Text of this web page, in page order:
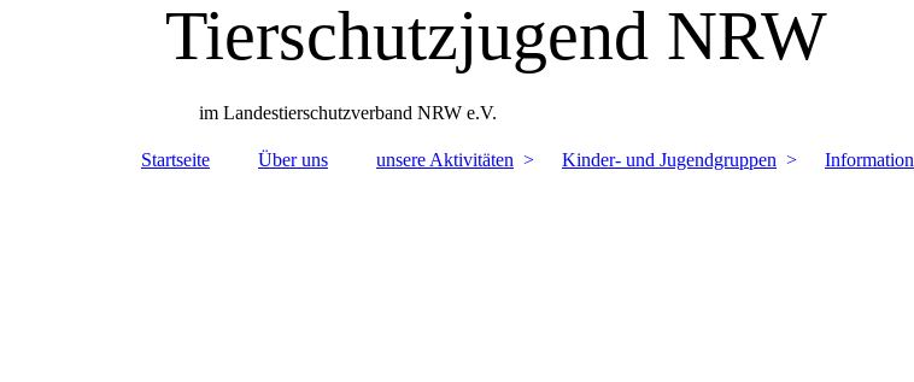
Tierschutzjugend NRW
im Landestierschutzverband NRW e.V.
Startseite Über uns unsere Aktivitäten Kinder- und Jugendgruppen Information